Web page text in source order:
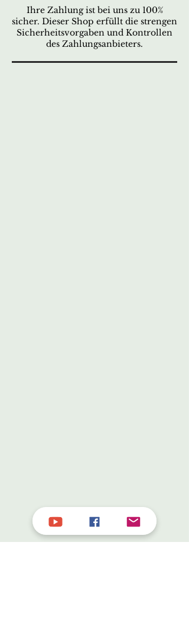
Ihre Zahlung ist bei uns zu 100%
sicher. Dieser Shop erfüllt die strengen
Sicherheitsvorgaben und Kontrollen
des Zahlungsanbieters.